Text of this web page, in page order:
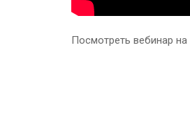
Посмотреть вебинар на